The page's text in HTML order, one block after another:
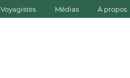
Voyagistes Médias À propos